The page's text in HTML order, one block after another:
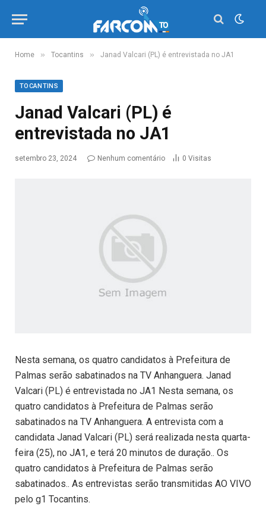
Home » Tocantins » Janad Valcari (PL) é entrevistada no JA1
TOCANTINS
Janad Valcari (PL) é
entrevistada no JA1
setembro 23, 2024 Nenhum comentário 0 Visitas
Nesta semana, os quatro candidatos à Prefeitura de
Palmas serão sabatinados na TV Anhanguera. Janad
Valcari (PL) é entrevistada no JA1 Nesta semana, os
quatro candidatos à Prefeitura de Palmas serão
sabatinados na TV Anhanguera. A entrevista com a
candidata Janad Valcari (PL) será realizada nesta quarta-
feira (25), no JA1, e terá 20 minutos de duração.. Os
quatro candidatos à Prefeitura de Palmas serão
sabatinados.. As entrevistas serão transmitidas AO VIVO
pelo g1 Tocantins.